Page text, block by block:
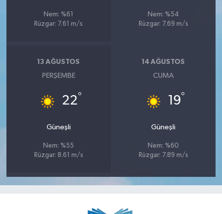
Nem: %61
Rüzgar: 7.61 m/s
Nem: %54
Rüzgar: 7.69 m/s
13 AĞUSTOS
PERŞEMBE
22°
Güneşli
Nem: %55
Rüzgar: 8.61 m/s
14 AĞUSTOS
CUMA
19°
Güneşli
Nem: %60
Rüzgar: 7.89 m/s